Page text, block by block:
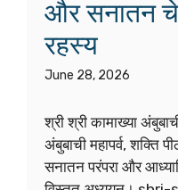
बटुक भैरव
शत्रुनाशक